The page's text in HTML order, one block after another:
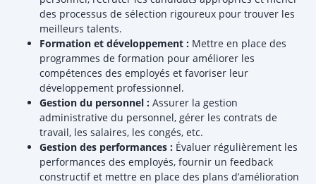
des processus de sélection rigoureux pour trouver les
meilleurs talents.
Formation et développement : Mettre en place des
programmes de formation pour améliorer les
compétences des employés et favoriser leur
développement professionnel.
Gestion du personnel : Assurer la gestion
administrative du personnel, gérer les contrats de
travail, les salaires, les congés, etc.
Gestion des performances : Évaluer régulièrement les
performances des employés, fournir un feedback
constructif et mettre en place des plans d’amélioration